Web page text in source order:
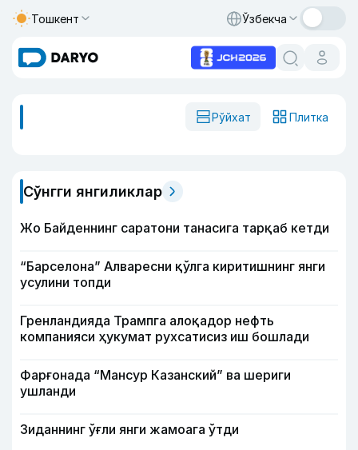
Тошкент Ўзбекча
Рўйхат Плитка
Сўнгги янгиликлар
Жо Байденнинг саратони танасига тарқаб кетди
“Барселона” Алваресни қўлга киритишнинг янги
усулини топди
Гренландияда Трампга алоқадор нефть
компанияси ҳукумат рухсатисиз иш бошлади
Фарғонада “Мансур Казанский” ва шериги
ушланди
Зиданнинг ўғли янги жамоага ўтди